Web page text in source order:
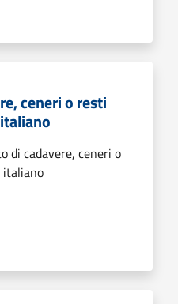
ceneri o resti
di cadavere, ceneri o